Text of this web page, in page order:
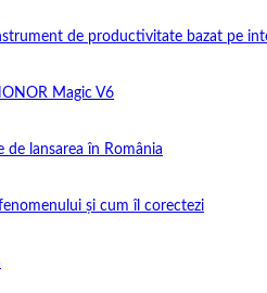
de productivitate bazat pe
Magic V6
lansarea în România
și cum îl corectezi